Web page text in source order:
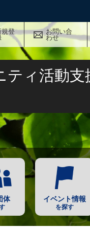
規登
お問い合
わせ
ティ活動
体 イベント情報
を探す